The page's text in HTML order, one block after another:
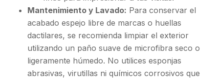
Mantenimiento y Lavado: Para conservar el
acabado espejo libre de marcas o huellas
dactilares, se recomienda limpiar el exterior
utilizando un paño suave de microfibra seco o
ligeramente húmedo. No utilices esponjas
abrasivas, virutillas ni químicos corrosivos que